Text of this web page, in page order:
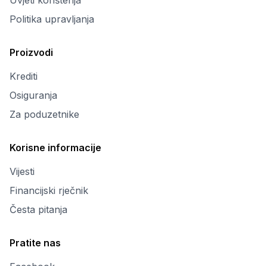
Politika upravljanja
Proizvodi
Krediti
Osiguranja
Za poduzetnike
Korisne informacije
Vijesti
Financijski rječnik
Česta pitanja
Pratite nas